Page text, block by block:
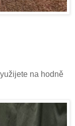
na hodně